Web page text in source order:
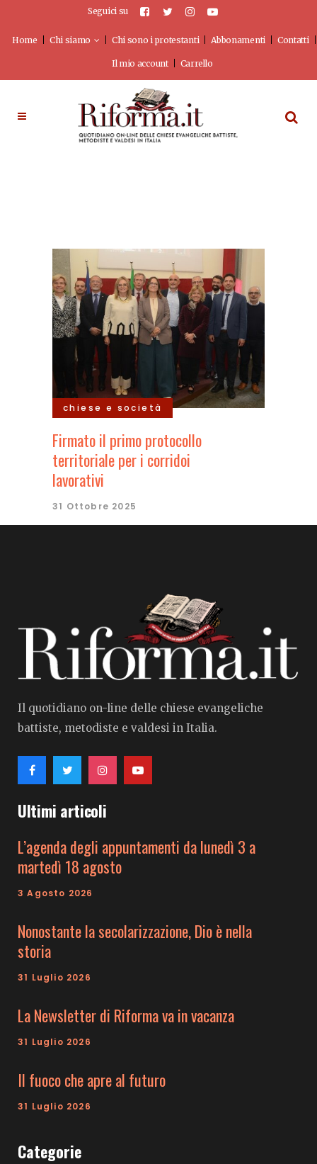
Seguici su
Home Chi siamo Chi sono i protestanti Abbonamenti Contatti
Il mio account Carrello
chiese e società
Firmato il primo protocollo
territoriale per i corridoi
lavorativi
31 Ottobre 2025
Il quotidiano on-line delle chiese evangeliche
battiste, metodiste e valdesi in Italia.
Ultimi articoli
L’agenda degli appuntamenti da lunedì 3 a
martedì 18 agosto
3 Agosto 2026
Nonostante la secolarizzazione, Dio è nella
storia
31 Luglio 2026
La Newsletter di Riforma va in vacanza
31 Luglio 2026
Il fuoco che apre al futuro
31 Luglio 2026
Categorie